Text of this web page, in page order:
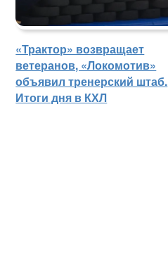
«Трактор» возвращает
ветеранов, «Локомотив»
объявил тренерский штаб.
Итоги дня в КХЛ